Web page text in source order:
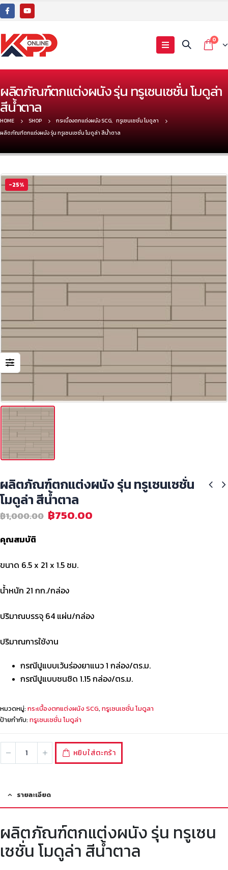
0
ผลิตภัณฑ์ตกแต่งผนัง รุ่น ทรูเซนเซชั่น โมดูล่า
สีน้ำตาล
HOME SHOP กระเบื้องตกแต่งผนัง SCG, ทรูเซนเซชั่น โมดูลา
ผลิตภัณฑ์ตกแต่งผนัง รุ่น ทรูเซนเซชั่น โมดูล่า สีน้ำตาล
-25%
ผลิตภัณฑ์ตกแต่งผนัง รุ่น ทรูเซนเซชั่น
โมดูล่า สีน้ำตาล
฿1,000.00 ฿750.00
คุณสมบัติ
ขนาด 6.5 x 21 x 1.5 ซม.
น้ำหนัก 21 กก./กล่อง
ปริมาณบรรจุ 64 แผ่น/กล่อง
ปริมาณการใช้งาน
กรณีปูแบบเว้นร่องยาแนว 1 กล่อง/ตร.ม.
กรณีปูแบบชนชิด 1.15 กล่อง/ตร.ม.
หมวดหมู่:กระเบื้องตกแต่งผนัง SCG, ทรูเซนเซชั่น โมดูลา
ป้ายกำกับ:ทรูเซนเซชั่น โมดูล่า
หยิบใส่ตะกร้า
รายละเอียด
ผลิตภัณฑ์ตกแต่งผนัง รุ่น ทรูเซน
เซชั่น โมดูล่า สีน้ำตาล